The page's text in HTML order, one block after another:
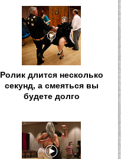
Ролик длится несколько
секунд, а смеяться вы
будете долго